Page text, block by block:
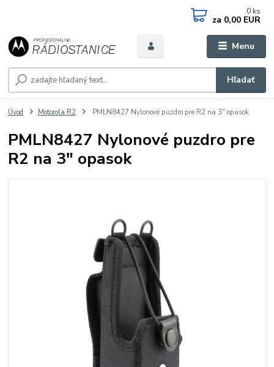
Menu
Hľadať
0 ks
za 0,00 EUR
Úvod Motorola R2 PMLN8427 Nylonové puzdro pre R2 na 3" opasok
PMLN8427 Nylonové puzdro pre
R2 na 3" opasok